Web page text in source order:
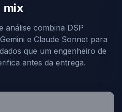
mix
análise combina DSP
e Claude Sonnet para
que um engenheiro de
antes da entrega.